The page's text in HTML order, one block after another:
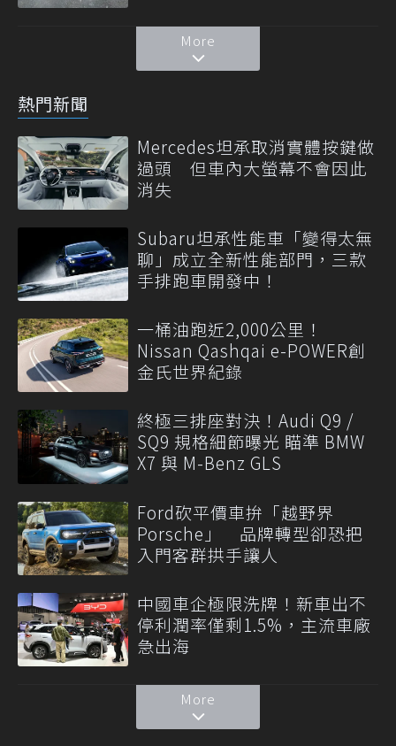
More
熱門新聞
Mercedes坦承取消實體按鍵做
過頭 但車內大螢幕不會因此
消失
Subaru坦承性能車「變得太無
聊」成立全新性能部門，三款
手排跑車開發中！
一桶油跑近2,000公里！
Nissan Qashqai e-POWER創
金氏世界紀錄
終極三排座對決！Audi Q9 /
SQ9 規格細節曝光 瞄準 BMW
X7 與 M-Benz GLS
Ford砍平價車拚「越野界
Porsche」 品牌轉型卻恐把
入門客群拱手讓人
中國車企極限洗牌！新車出不
停利潤率僅剩1.5%，主流車廠
急出海
More